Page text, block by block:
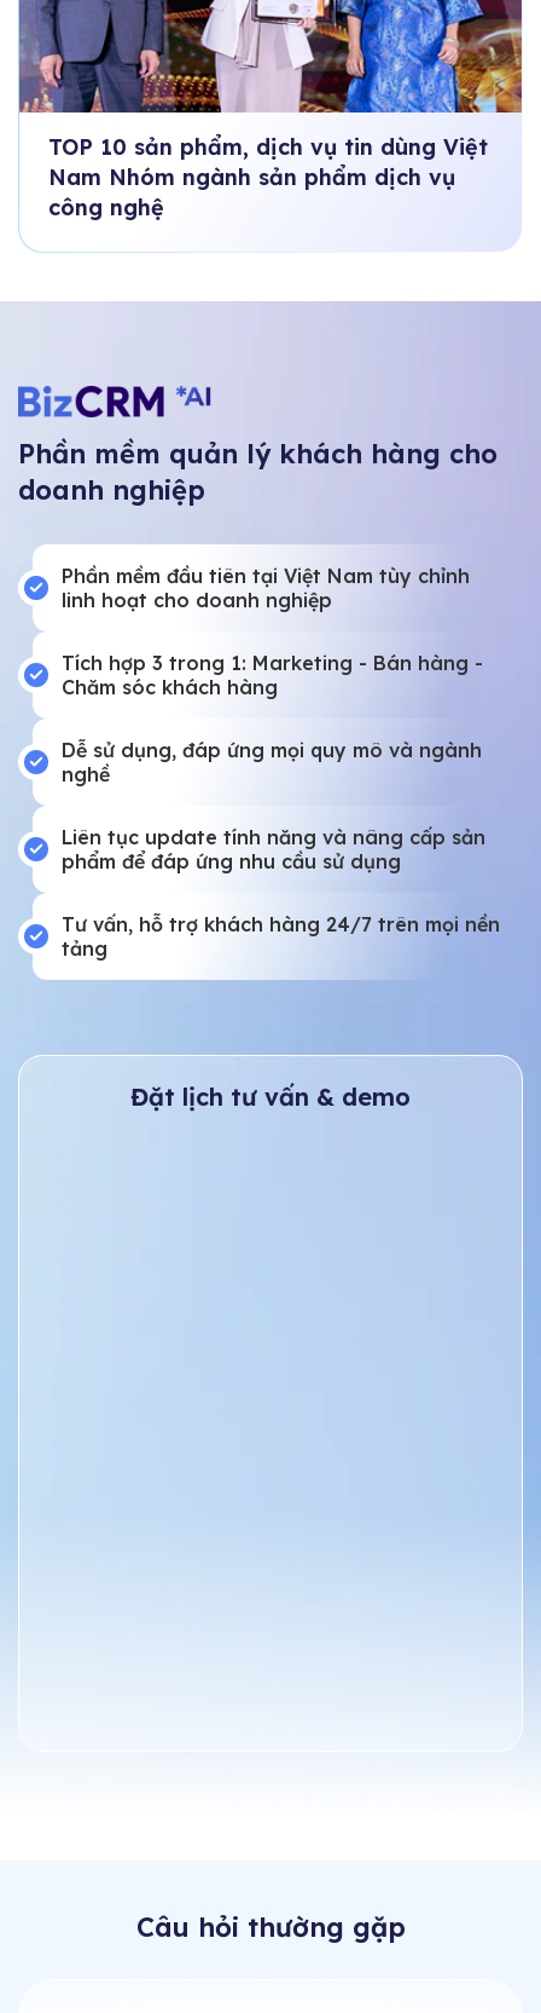
TOP 10 sản phẩm, dịch vụ tin dùng Việt
Nam Nhóm ngành sản phẩm dịch vụ
công nghệ
Phần mềm quản lý khách hàng cho
doanh nghiệp
Phần mềm đầu tiên tại Việt Nam tùy chỉnh
linh hoạt cho doanh nghiệp
Tích hợp 3 trong 1: Marketing - Bán hàng -
Chăm sóc khách hàng
Dễ sử dụng, đáp ứng mọi quy mô và ngành
nghề
Liên tục update tính năng và nâng cấp sản
phẩm để đáp ứng nhu cầu sử dụng
Tư vấn, hỗ trợ khách hàng 24/7 trên mọi nền
tảng
Đặt lịch tư vấn & demo
Câu hỏi thường gặp